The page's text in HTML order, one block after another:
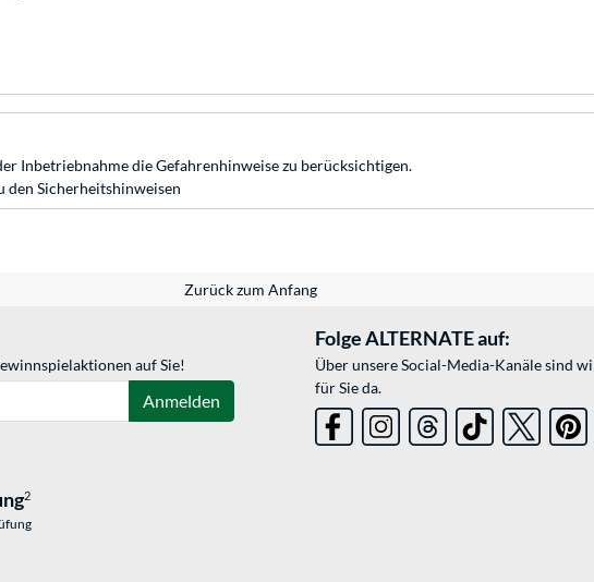
Inbetriebnahme die Gefahrenhinweise zu berücksichtigen.
den Sicherheitshinweisen
Zurück zum Anfang
auf Sie!
Anmelden
Folge ALTERNATE auf:
Über unsere Social-Media-Kanäle sind
für Sie da.
2